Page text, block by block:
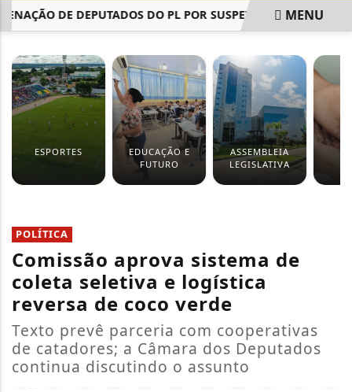
DE DEPUTADOS DO PL POR SUSPEITA DE PROPINA
MENU
ESPORTES
EDUCAÇÃO E
FUTURO
ASSEMBLEIA
LEGISLATIVA
POLÍTICA
Comissão aprova sistema de
coleta seletiva e logística
reversa de coco verde
Texto prevê parceria com cooperativas
de catadores; a Câmara dos Deputados
continua discutindo o assunto